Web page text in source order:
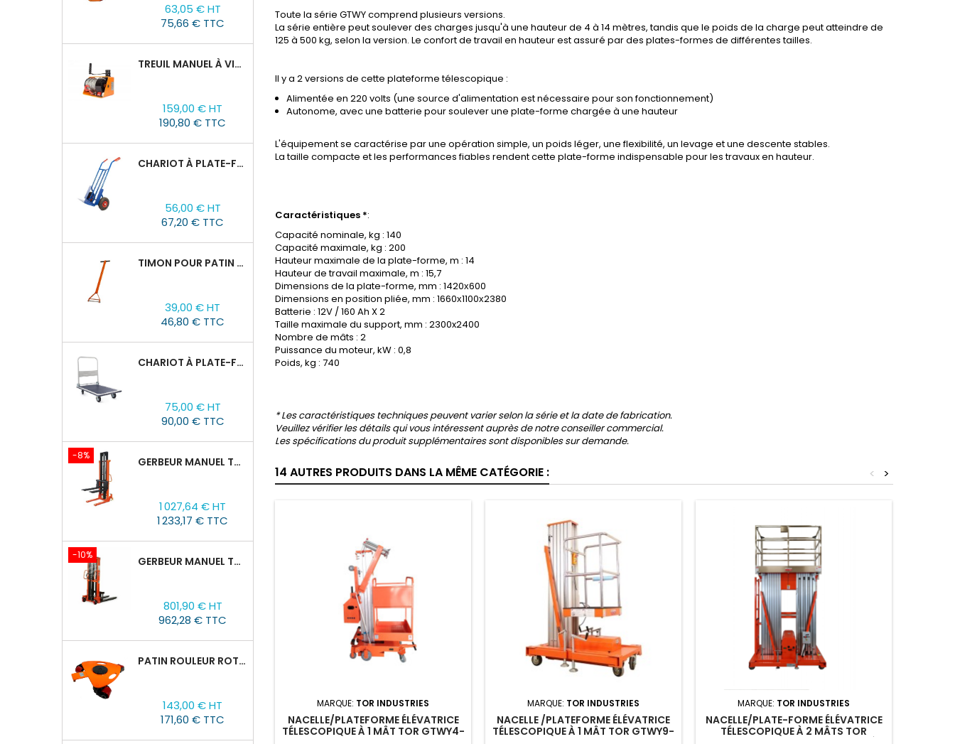
base
63,05 € HT
75,66 € TTC
TREUIL MANUEL À VIS SANS FIN VS500, 0,5TX25M
159,00 € HT
190,80 € TTC
CHARIOT À PLATE-FORME TOR HT 300
56,00 € HT
67,20 € TTC
TIMON POUR PATIN ROULEUR CRA-4/6/8
39,00 € HT
46,80 € TTC
CHARIOT À PLATE-FORME TOR PH 300KG
75,00 € HT
90,00 € TTC
-8% GERBEUR MANUEL TOR CTY-EH 2T/3M FOURCHES RÉGLABLES 320-770MM
base
1 027,64 € HT
1 233,17 € TTC
-10% GERBEUR MANUEL TOR CTY-EH 1,5T/1,6M FOURCHES RÉGLABLES 320-770 MM
base
801,90 € HT
962,28 € TTC
PATIN ROULEUR ROTATIVE WCRP-5, CAPACITÉ DE CHARGE 4T
143,00 € HT
171,60 € TTC
Toute la série GTWY comprend plusieurs versions.
La série entière peut soulever des charges jusqu'à une hauteur de 4 à 14 mètres, tandis que le poids de la charge peut atteindre de
125 à 500 kg, selon la version. Le confort de travail en hauteur est assuré par des plates-formes de différentes tailles.
Il y a 2 versions de cette plateforme télescopique :
Alimentée en 220 volts (une source d'alimentation est nécessaire pour son fonctionnement)
Autonome, avec une batterie pour soulever une plate-forme chargée à une hauteur
L'équipement se caractérise par une opération simple, un poids léger, une flexibilité, un levage et une descente stables.
La taille compacte et les performances fiables rendent cette plate-forme indispensable pour les travaux en hauteur.
Caractéristiques *:
Capacité nominale, kg : 140
Capacité maximale, kg : 200
Hauteur maximale de la plate-forme, m : 14
Hauteur de travail maximale, m : 15,7
Dimensions de la plate-forme, mm : 1420х600
Dimensions en position pliée, mm : 1660х1100х2380
Batterie : 12V / 160 Ah X 2
Taille maximale du support, mm : 2300x2400
Nombre de mâts : 2
Puissance du moteur, kW : 0,8
Poids, kg : 740
* Les caractéristiques techniques peuvent varier selon la série et la date de fabrication.
Veuillez vérifier les détails qui vous intéressent auprès de notre conseiller commercial.
Les spécifications du produit supplémentaires sont disponibles sur demande.
14 AUTRES PRODUITS DANS LA MÊME CATÉGORIE : >
<
MARQUE: TOR INDUSTRIES
NACELLE/PLATEFORME ÉLÉVATRICE
TÉLESCOPIQUE À 1 MÂT TOR GTWY4-
MARQUE: TOR INDUSTRIES
NACELLE /PLATEFORME ÉLÉVATRICE
TÉLESCOPIQUE À 1 MÂT TOR GTWY9-
MARQUE: TOR INDUSTRIES
NACELLE/PLATE-FORME ÉLÉVATRICE
TÉLESCOPIQUE À 2 MÂTS TOR